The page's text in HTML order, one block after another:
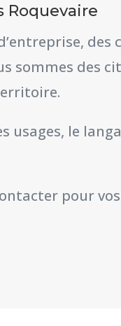
Roquevaire
des
sommes des
usages, le
pour